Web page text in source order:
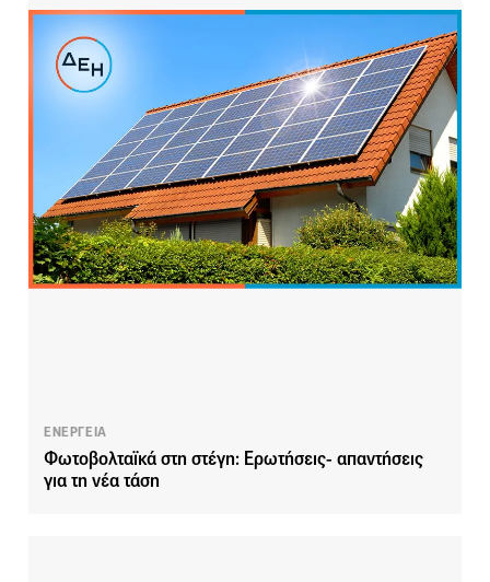
ΕΝΕΡΓΕΙΑ
Φωτοβολταϊκά στη στέγη: Ερωτήσεις- απαντήσεις
για τη νέα τάση